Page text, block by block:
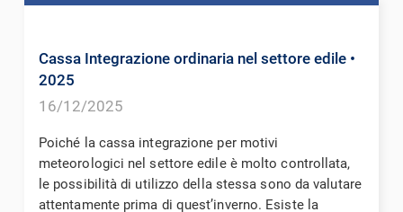
Cassa Integrazione ordinaria nel settore edile •
2025
16/12/2025
Poiché la cassa integrazione per motivi
meteorologici nel settore edile è molto controllata,
le possibilità di utilizzo della stessa sono da valutare
attentamente prima di quest’inverno. Esiste la